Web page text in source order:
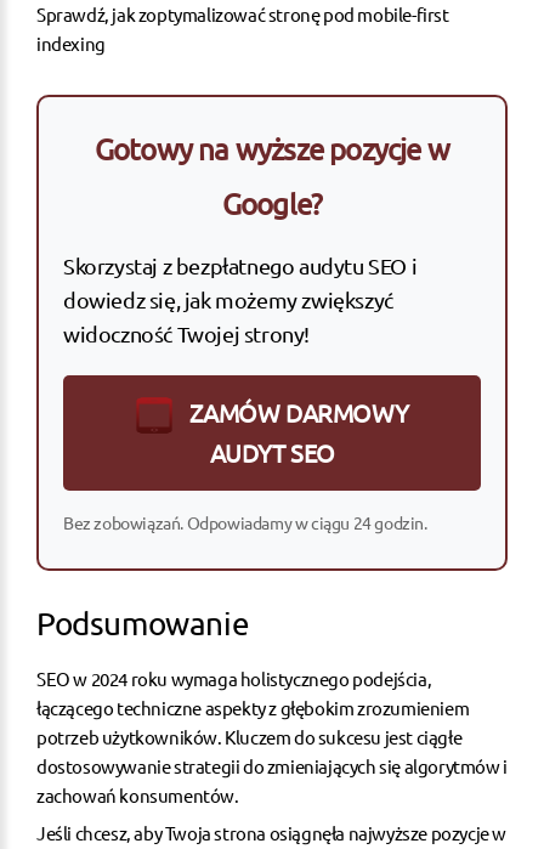
Sprawdź, jak zoptymalizować stronę pod mobile-first
indexing
Gotowy na wyższe pozycje w
Google?
Skorzystaj z bezpłatnego audytu SEO i
dowiedz się, jak możemy zwiększyć
widoczność Twojej strony!
ZAMÓW DARMOWY
AUDYT SEO
Bez zobowiązań. Odpowiadamy w ciągu 24 godzin.
Podsumowanie
SEO w 2024 roku wymaga holistycznego podejścia,
łączącego techniczne aspekty z głębokim zrozumieniem
potrzeb użytkowników. Kluczem do sukcesu jest ciągłe
dostosowywanie strategii do zmieniających się algorytmów i
zachowań konsumentów.
Jeśli chcesz, aby Twoja strona osiągnęła najwyższe pozycje w